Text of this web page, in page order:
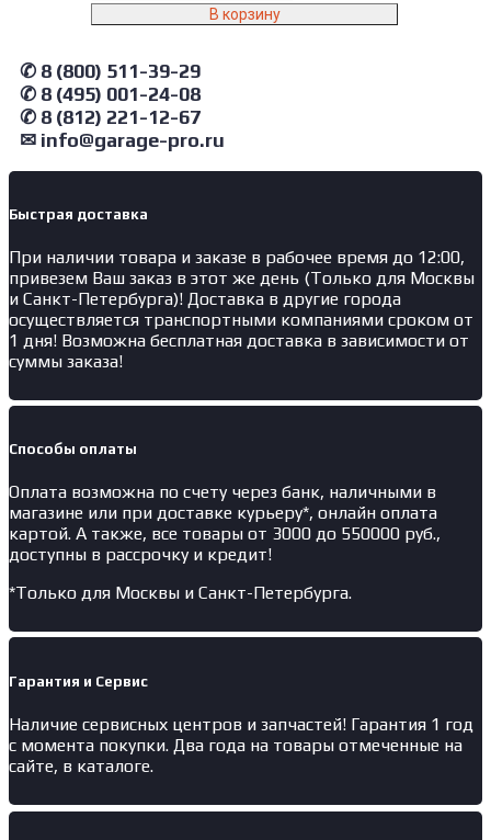
товара
WSB540#TRANSF
Трансформатор
для
WSB540
В корзину
✆ 8 (800) 511-39-29
✆ 8 (495) 001-24-08
✆ 8 (812) 221-12-67
✉ info@garage-pro.ru
Быстрая доставка
При наличии товара и заказе в рабочее время до 12:00,
привезем Ваш заказ в этот же день (Только для Москвы
и Санкт-Петербурга)! Доставка в другие города
осуществляется транспортными компаниями сроком от
1 дня! Возможна бесплатная доставка в зависимости от
суммы заказа!
Способы оплаты
Оплата возможна по счету через банк, наличными в
магазине или при доставке курьеру*, онлайн оплата
картой. А также, все товары от 3000 до 550000 руб.,
доступны в рассрочку и кредит!
*Только для Москвы и Санкт-Петербурга.
Гарантия и Сервис
Наличие сервисных центров и запчастей! Гарантия 1 год
с момента покупки. Два года на товары отмеченные на
сайте, в каталоге.